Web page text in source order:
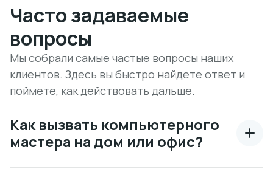
Часто задаваемые
вопросы
Мы собрали самые частые вопросы наших
клиентов. Здесь вы быстро найдете ответ и
поймете, как действовать дальше.
Как вызвать компьютерного
мастера на дом или офис?